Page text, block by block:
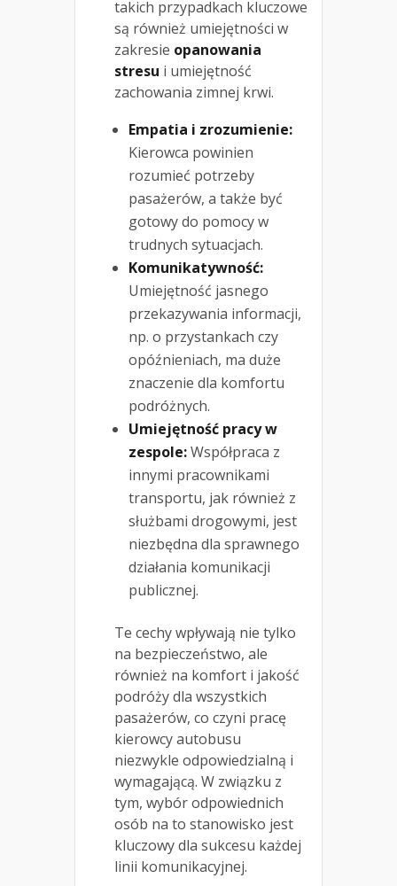
takich przypadkach kluczowe
są również umiejętności w
zakresie opanowania
stresu i umiejętność
zachowania zimnej krwi.
Empatia i zrozumienie:
Kierowca powinien
rozumieć potrzeby
pasażerów, a także być
gotowy do pomocy w
trudnych sytuacjach.
Komunikatywność:
Umiejętność jasnego
przekazywania informacji,
np. o przystankach czy
opóźnieniach, ma duże
znaczenie dla komfortu
podróżnych.
Umiejętność pracy w
zespole:Współpraca z
innymi pracownikami
transportu, jak również z
służbami drogowymi, jest
niezbędna dla sprawnego
działania komunikacji
publicznej.
Te cechy wpływają nie tylko
na bezpieczeństwo, ale
również na komfort i jakość
podróży dla wszystkich
pasażerów, co czyni pracę
kierowcy autobusu
niezwykle odpowiedzialną i
wymagającą. W związku z
tym, wybór odpowiednich
osób na to stanowisko jest
kluczowy dla sukcesu każdej
linii komunikacyjnej.